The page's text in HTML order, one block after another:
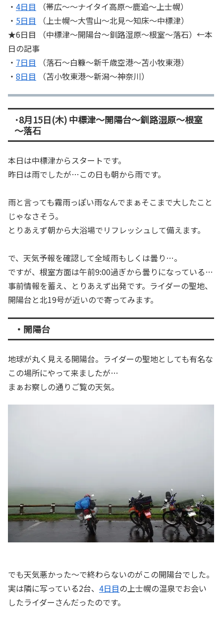
・ 4日目 （帯広～～ナイタイ高原～鹿追～上士幌）
・ 5日目 （上士幌～大雪山～北見～知床～中標津）
★6日目 （中標津～開陽台～釧路湿原～根室～落石）←本
日の記事
・ 7日目 （落石～白糠～新千歳空港～苫小牧東港）
・ 8日目 （苫小牧東港～新潟～神奈川）
･8月15日(木) 中標津～開陽台～釧路湿原～根室
～落石
本日は中標津からスタートです。
昨日は雨でしたが…この日も朝から雨です。
雨と言っても霧雨っぽい雨なんでまぁそこまで大したこと
じゃなさそう。
とりあえず朝から大浴場でリフレッシュして備えます。
で、天気予報を確認して全域雨もしくは曇り…。
ですが、根室方面は午前9:00過ぎから曇りになっている…
事前情報を蓄え、とりあえず出発です。ライダーの聖地、
開陽台と北19号が近いので寄ってみます。
・開陽台
地球が丸く見える開陽台。ライダーの聖地としても有名な
この場所にやって来ましたが…
まぁお察しの通りご覧の天気。
でも天気悪かった～で終わらないのがこの開陽台でした。
実は隣に写っている2台、 4日目の上士幌の温泉でお会い
したライダーさんだったのです。